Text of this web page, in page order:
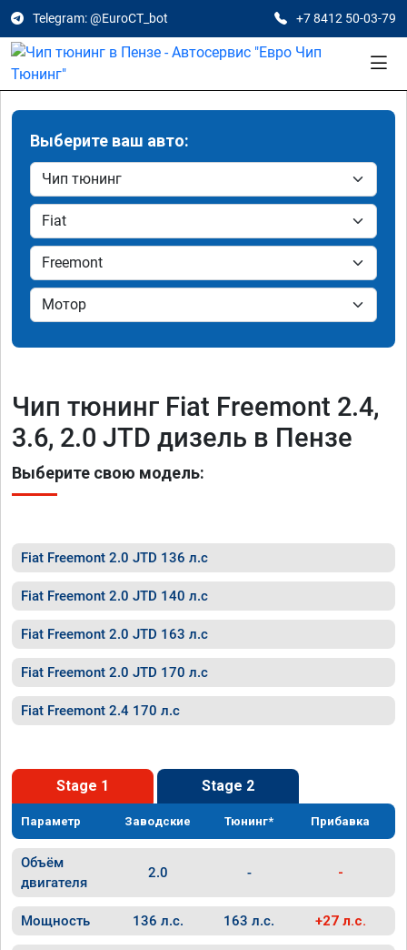
Telegram: @EuroCT_bot +7 8412 50-03-79
Выберите ваш авто:
Чип тюнинг Fiat Freemont 2.4,
3.6, 2.0 JTD дизель в Пензе
Выберите свою модель:
Fiat Freemont 2.0 JTD 136 л.с
Fiat Freemont 2.0 JTD 140 л.с
Fiat Freemont 2.0 JTD 163 л.с
Fiat Freemont 2.0 JTD 170 л.с
Fiat Freemont 2.4 170 л.с
Stage 1 Stage 2
Параметр Заводские Тюнинг* Прибавка
Объём
двигателя
2.0 - -
Мощность 136 л.с. 163 л.с. +27 л.с.